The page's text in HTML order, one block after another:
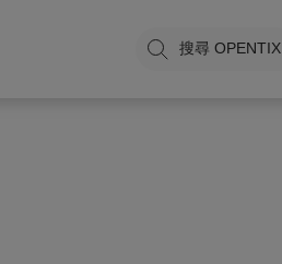
搜尋 OPENTIX